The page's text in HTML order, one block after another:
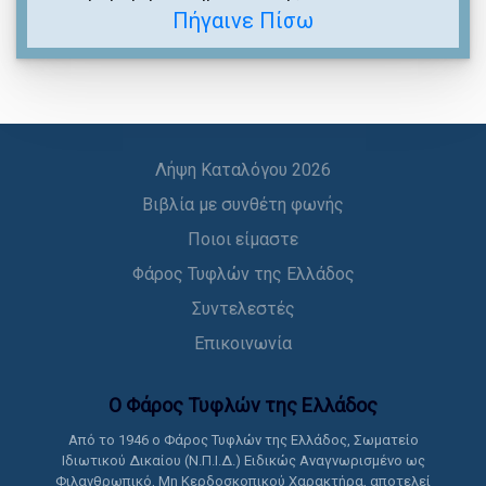
Πήγαινε Πίσω
Λήψη Καταλόγου 2026
Βιβλία με συνθέτη φωνής
Ποιοι είμαστε
Φάρος Τυφλών της Ελλάδος
Συντελεστές
Επικοινωνία
Ο Φάρος Τυφλών της Ελλάδoς
Από το 1946 ο Φάρος Τυφλών της Ελλάδος, Σωματείο
Ιδιωτικού Δικαίου (Ν.Π.Ι.Δ.) Ειδικώς Αναγνωρισμένο ως
Φιλανθρωπικό, Μη Κερδοσκοπικού Χαρακτήρα, αποτελεί